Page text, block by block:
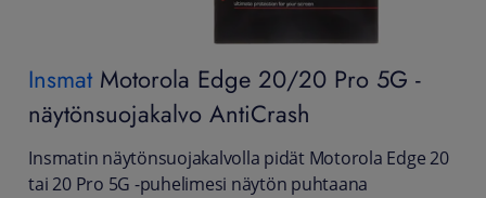
Insmat Motorola Edge 20/20 Pro 5G -
näytönsuojakalvo AntiCrash
Insmatin näytönsuojakalvolla pidät Motorola Edge 20
tai 20 Pro 5G -puhelimesi näytön puhtaana